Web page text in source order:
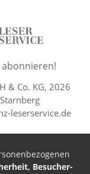
im Abo Jahre
& Co. KG, 2026
leserservice.de
Besucher-